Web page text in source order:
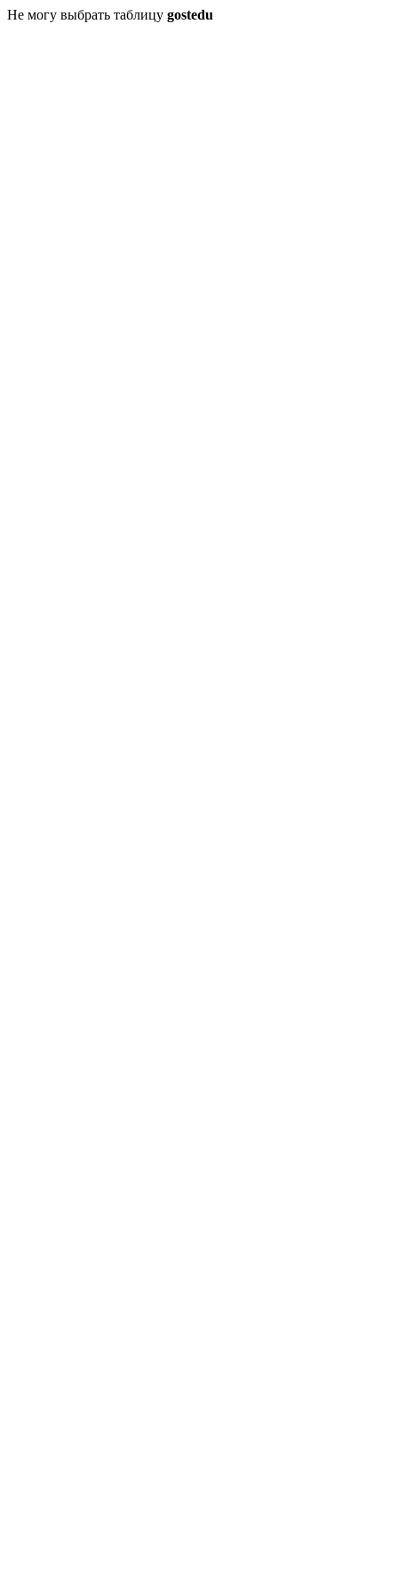
Не могу выбрать таблицу gostedu